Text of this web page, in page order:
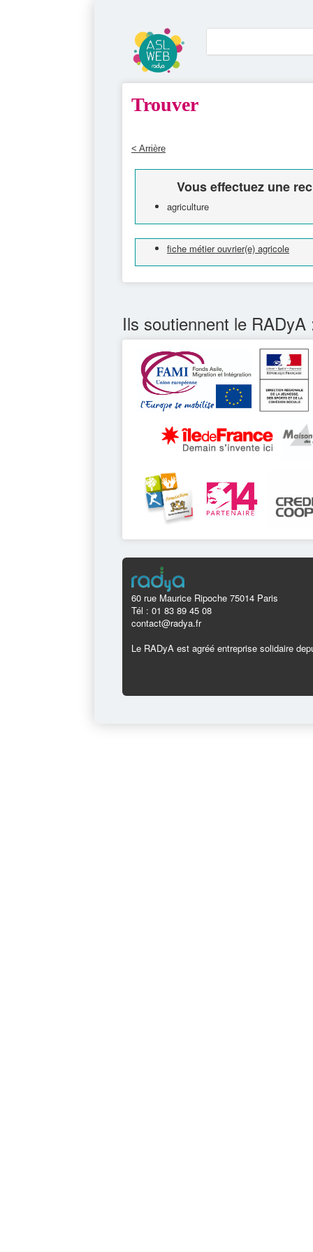
Trouver
< Arrière
Vous effectuez une
agriculture
fiche métier ouvrier(e) agricole
Ils soutiennent le RADyA
60 rue Maurice Ripoche 75014 Paris
Tél : 01 83 89 45 08
contact@radya.fr
Le RADyA est agréé entreprise solidaire